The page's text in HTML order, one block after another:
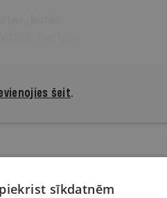
šeit.
sīkdatnēm